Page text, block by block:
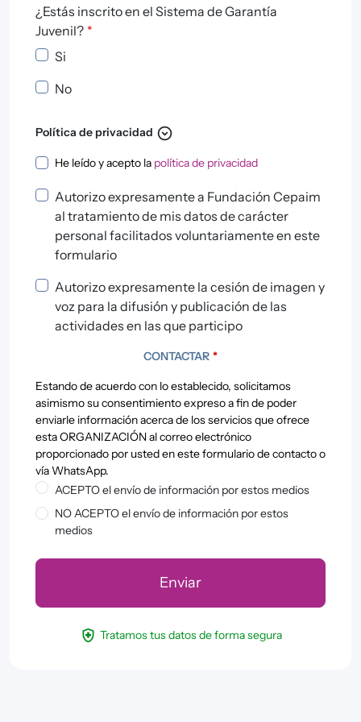
¿Estás inscrito en el Sistema de Garantía
Juvenil? *
Si
No
Política de privacidad expand_circle_down
Política de privacidad
He leído y acepto la política de privacidad
Autorizo expresamente a Fundación Cepaim
al tratamiento de mis datos de carácter
personal facilitados voluntariamente en este
formulario
Autorizo expresamente la cesión de imagen y
voz para la difusión y publicación de las
actividades en las que participo
CONTACTAR *
Estando de acuerdo con lo establecido, solicitamos
asimismo su consentimiento expreso a fin de poder
enviarle información acerca de los servicios que ofrece
esta ORGANIZACIÓN al correo electrónico
proporcionado por usted en este formulario de contacto o
vía WhatsApp.
ACEPTO el envío de información por estos medios
NO ACEPTO el envío de información por estos
medios
health_and_safety Tratamos tus datos de forma segura